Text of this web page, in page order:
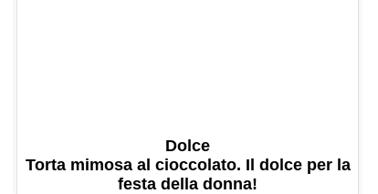
Dolce
Torta mimosa al cioccolato. Il dolce per la
festa della donna!